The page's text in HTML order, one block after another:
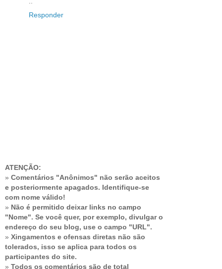
Responder
ATENÇÃO:
» Comentários "Anônimos" não serão aceitos
e posteriormente apagados. Identifique-se
com nome válido!
» Não é permitido deixar links no campo
"Nome". Se você quer, por exemplo, divulgar o
endereço do seu blog, use o campo "URL".
» Xingamentos e ofensas diretas não são
tolerados, isso se aplica para todos os
participantes do site.
» Todos os comentários são de total